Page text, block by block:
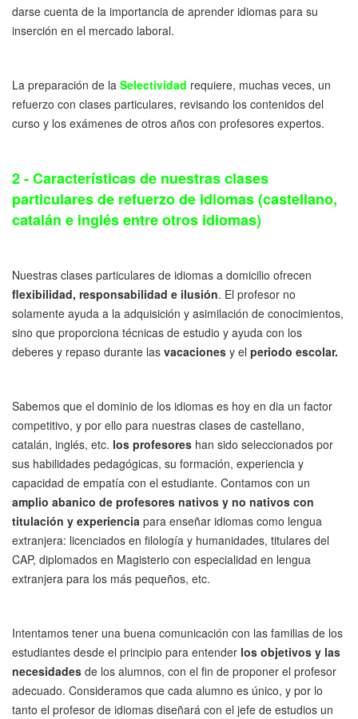
darse cuenta de la importancia de aprender idiomas para su
inserción en el mercado laboral.
La preparación de la Selectividad requiere, muchas veces, un
refuerzo con clases particulares, revisando los contenidos del
curso y los exámenes de otros años con profesores expertos.
2 - Características de nuestras clases
particulares de refuerzo de idiomas (castellano,
catalán e inglés entre otros idiomas)
Nuestras clases particulares de idiomas a domicilio ofrecen
flexibilidad, responsabilidad e ilusión. El profesor no
solamente ayuda a la adquisición y asimilación de conocimientos,
sino que proporciona técnicas de estudio y ayuda con los
deberes y repaso durante las vacaciones y el periodo escolar.
Sabemos que el dominio de los idiomas es hoy en dia un factor
competitivo, y por ello para nuestras clases de castellano,
catalán, inglés, etc. los profesores han sido seleccionados por
sus habilidades pedagógicas, su formación, experiencia y
capacidad de empatía con el estudiante. Contamos con un
amplio abanico de profesores nativos y no nativos con
titulación y experiencia para enseñar idiomas como lengua
extranjera: licenciados en filología y humanidades, titulares del
CAP, diplomados en Magisterio con especialidad en lengua
extranjera para los más pequeños, etc.
Intentamos tener una buena comunicación con las familias de los
estudiantes desde el principio para entender los objetivos y las
necesidades de los alumnos, con el fin de proponer el profesor
adecuado. Consideramos que cada alumno es único, y por lo
tanto el profesor de idiomas diseñará con el jefe de estudios un